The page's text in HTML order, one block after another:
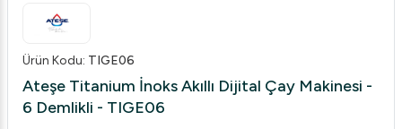
Ürün Kodu: TIGE06
Ateşe Titanium İnoks Akıllı Dijital Çay Makinesi -
6 Demlikli - TIGE06